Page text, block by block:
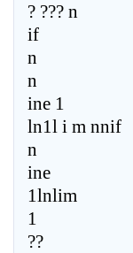
? ??? n
if
n
n
ine 1
ln1l i m nnif
n
ine
1lnlim
1
??